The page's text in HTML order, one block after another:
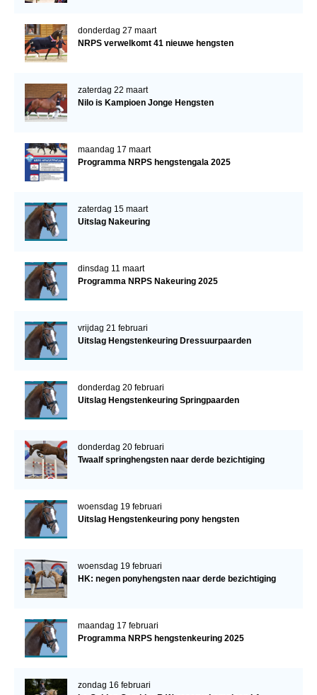
donderdag 27 maart
NRPS verwelkomt 41 nieuwe hengsten
zaterdag 22 maart
Nilo is Kampioen Jonge Hengsten
maandag 17 maart
Programma NRPS hengstengala 2025
zaterdag 15 maart
Uitslag Nakeuring
dinsdag 11 maart
Programma NRPS Nakeuring 2025
vrijdag 21 februari
Uitslag Hengstenkeuring Dressuurpaarden
donderdag 20 februari
Uitslag Hengstenkeuring Springpaarden
donderdag 20 februari
Twaalf springhengsten naar derde bezichtiging
woensdag 19 februari
Uitslag Hengstenkeuring pony hengsten
woensdag 19 februari
HK: negen ponyhengsten naar derde bezichtiging
maandag 17 februari
Programma NRPS hengstenkeuring 2025
zondag 16 februari